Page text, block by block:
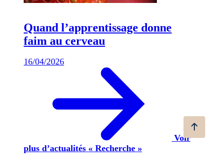
Quand l’apprentissage donne
faim au cerveau
16/04/2026
Voir
plus d’actualités « Recherche »